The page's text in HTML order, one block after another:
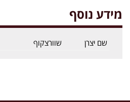
מידע נוסף
שם יצרן שוורצקוף